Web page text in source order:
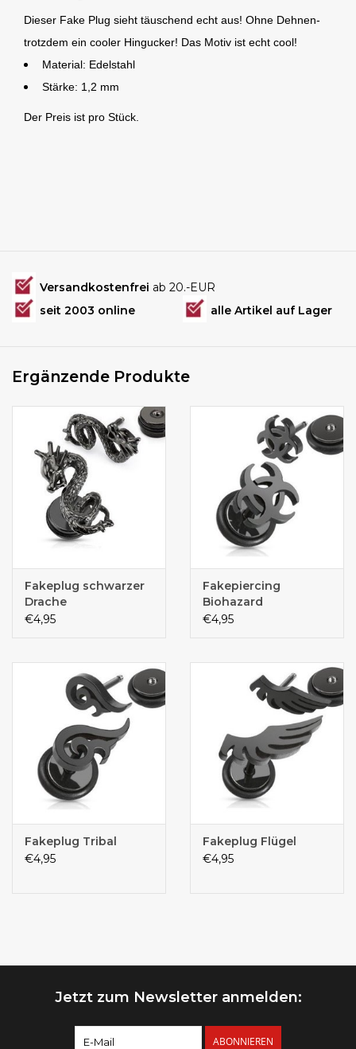
Dieser Fake Plug sieht täuschend echt aus! Ohne Dehnen-
trotzdem ein cooler Hingucker! Das Motiv ist echt cool!
Material: Edelstahl
Stärke: 1,2 mm
Der Preis ist pro Stück.
Versandkostenfrei ab 20.-EUR
seit 2003 online
alle Artikel auf Lager
Ergänzende Produkte
Fakeplug schwarzer
Drache
€4,95
Fakepiercing
Biohazard
€4,95
Fakeplug Tribal
€4,95
Fakeplug Flügel
€4,95
Jetzt zum Newsletter anmelden:
ABONNIEREN